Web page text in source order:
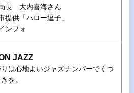
長 大内喜海さん
提供「ハロー逗子」
ンフォ
JAZZ
は心地よいジャズナンバーでくつ
を。